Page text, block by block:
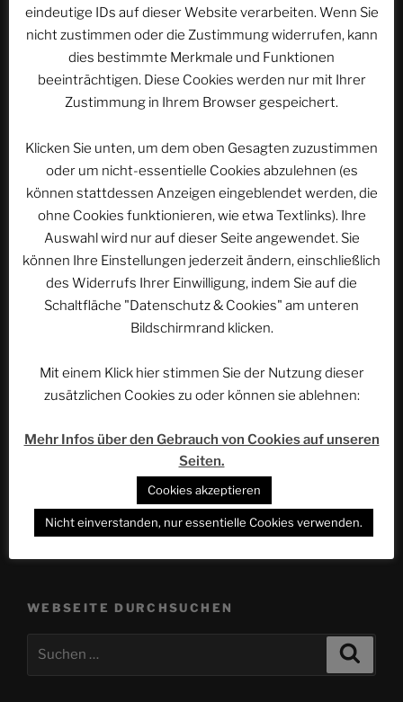
E-Mail-Adresse*
Website
Name, E-Mail-Adresse und Website in diesem
Browser für meinen nächsten Kommentar speichern.
Beitragsnavigation
Vorheriger
Beitrag
ZURÜCK
englischen Themenbereich im EUROPA-PARK, Teil 2 |
Beitrag
Pasta la Vista, Baby! | ACSOLAR #426
WEBSEITE DURCHSUCHEN
eindeutige IDs auf dieser Website verarbeiten. Wenn Sie
nicht zustimmen oder die Zustimmung widerrufen, kann
dies bestimmte Merkmale und Funktionen
beeinträchtigen. Diese Cookies werden nur mit Ihrer
Zustimmung in Ihrem Browser gespeichert.
Klicken Sie unten, um dem oben Gesagten zuzustimmen
oder um nicht-essentielle Cookies abzulehnen (es
können stattdessen Anzeigen eingeblendet werden, die
ohne Cookies funktionieren, wie etwa Textlinks). Ihre
Auswahl wird nur auf dieser Seite angewendet. Sie
können Ihre Einstellungen jederzeit ändern, einschließlich
des Widerrufs Ihrer Einwilligung, indem Sie auf die
Schaltfläche "Datenschutz & Cookies" am unteren
Bildschirmrand klicken.
Mit einem Klick hier stimmen Sie der Nutzung dieser
zusätzlichen Cookies zu oder können sie ablehnen:
Mehr Infos über den Gebrauch von Cookies auf unseren
Seiten.
Cookies akzeptieren
Nicht einverstanden, nur essentielle Cookies verwenden.